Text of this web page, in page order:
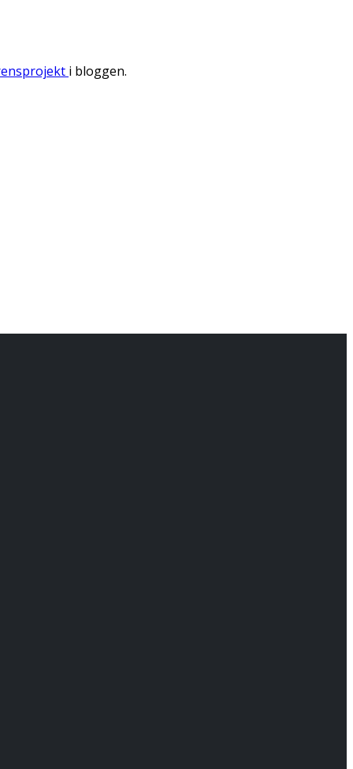
i bloggen.